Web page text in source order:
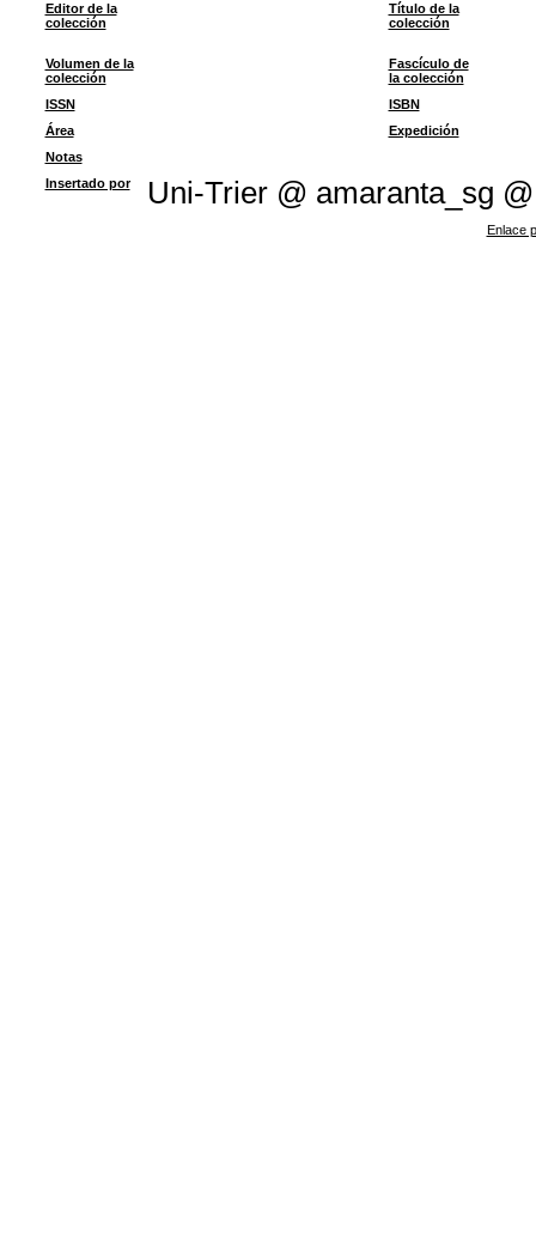
Editor de la
colección
Título de la
colección
Volumen de la
colección
Fascículo de
la colección
ISSN
ISBN
Área
Expedición
Notas
Insertado por
Uni-Trier @ amaranta_sg @
Enlace